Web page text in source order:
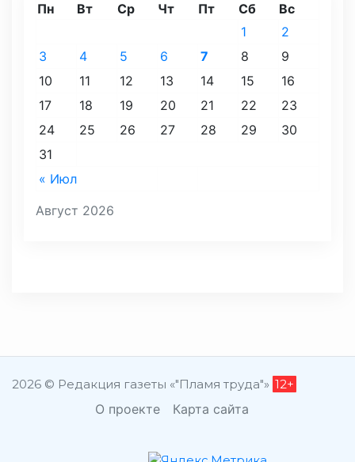
Август 2026
Пн Вт Ср Чт Пт Сб Вс
« Июл
1
2
3
4 5 6 7 8
9
10
11 12 13 14 15
16
17
18 19 20 21 22
23
24
25 26 27 28 29
30
31
2026 © Редакция газеты «"Пламя труда"» 12+
О проекте Карта сайта